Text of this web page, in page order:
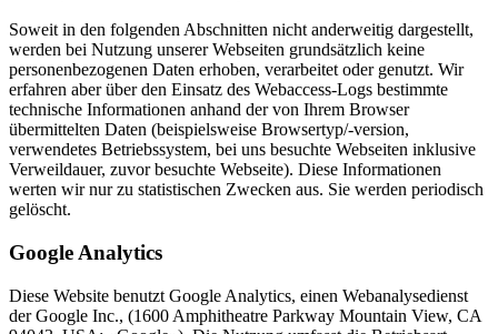
Soweit in den folgenden Abschnitten nicht anderweitig dargestellt,
werden bei Nutzung unserer Webseiten grundsätzlich keine
personenbezogenen Daten erhoben, verarbeitet oder genutzt. Wir
erfahren aber über den Einsatz des Webaccess-Logs bestimmte
technische Informationen anhand der von Ihrem Browser
übermittelten Daten (beispielsweise Browsertyp/-version,
verwendetes Betriebssystem, bei uns besuchte Webseiten inklusive
Verweildauer, zuvor besuchte Webseite). Diese Informationen
werten wir nur zu statistischen Zwecken aus. Sie werden periodisch
gelöscht.
Google Analytics
Diese Website benutzt Google Analytics, einen Webanalysedienst
der Google Inc., (1600 Amphitheatre Parkway Mountain View, CA